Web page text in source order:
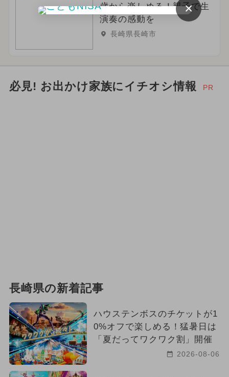
歳から楽しめる！親子で生
演奏の感動を
長崎県長崎市
必見! お出かけ家族にイチオシ情報 PR
長崎県の新着記事
ハウステンボスのチケットが1
0%オフで楽しめる！猛暑日は
「夏だってワクワク割」開催
2026-08-06
×